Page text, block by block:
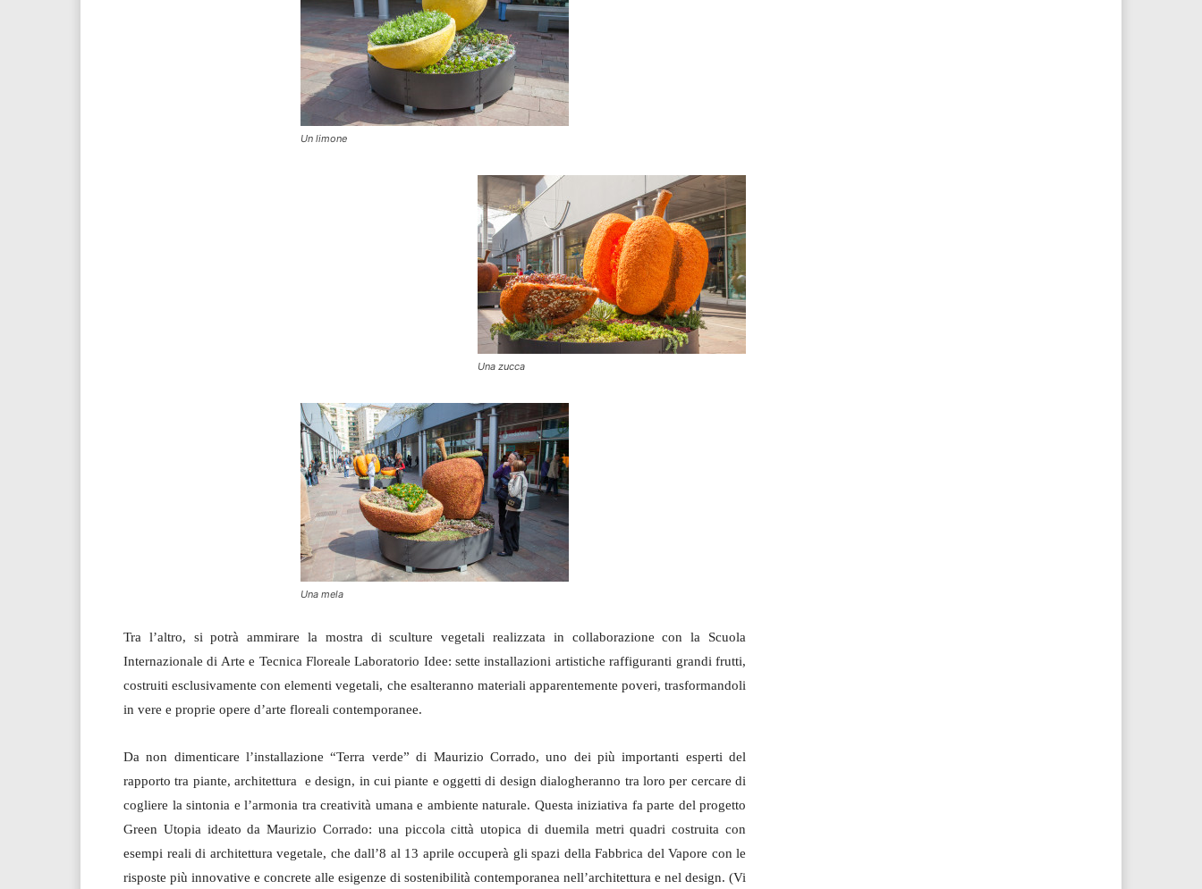
Un limone
Una zucca
Una mela
Tra l’altro, si potrà ammirare la mostra di sculture vegetali realizzata in collaborazione con la Scuola
Internazionale di Arte e Tecnica Floreale Laboratorio Idee: sette installazioni artistiche raffiguranti grandi frutti,
costruiti esclusivamente con elementi vegetali, che esalteranno materiali apparentemente poveri, trasformandoli
in vere e proprie opere d’arte floreali contemporanee.
Da non dimenticare l’installazione “Terra verde” di Maurizio Corrado, uno dei più importanti esperti del
rapporto tra piante, architettura e design, in cui piante e oggetti di design dialogheranno tra loro per cercare di
cogliere la sintonia e l’armonia tra creatività umana e ambiente naturale. Questa iniziativa fa parte del progetto
Green Utopia ideato da Maurizio Corrado: una piccola città utopica di duemila metri quadri costruita con
esempi reali di architettura vegetale, che dall’8 al 13 aprile occuperà gli spazi della Fabbrica del Vapore con le
risposte più innovative e concrete alle esigenze di sostenibilità contemporanea nell’architettura e nel design. (Vi